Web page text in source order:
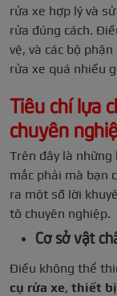
rửa xe hợp lý và
rửa đúng cách.
vệ, và các bộ
rửa xe quá nhiều
Tiêu chí lựa
chuyên
Trên đây là
mắc phải mà bạn
ra một số lời
tô chuyên nghiệp.
Cơ sở vật
Điều không thể
cụ rửa xe, thiết bị